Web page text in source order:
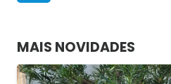
MAIS NOVIDADES